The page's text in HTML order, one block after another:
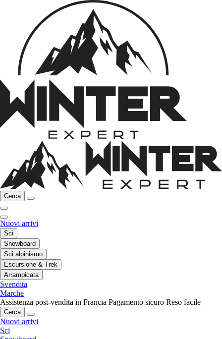
Cerca
Nuovi arrivi
Sci
Snowboard
Sci alpinismo
Escursione & Trek
Arrampicata
Svendita
Marche
Assistenza post-vendita in Francia Pagamento sicuro Reso facile
Cerca
Nuovi arrivi
Sci